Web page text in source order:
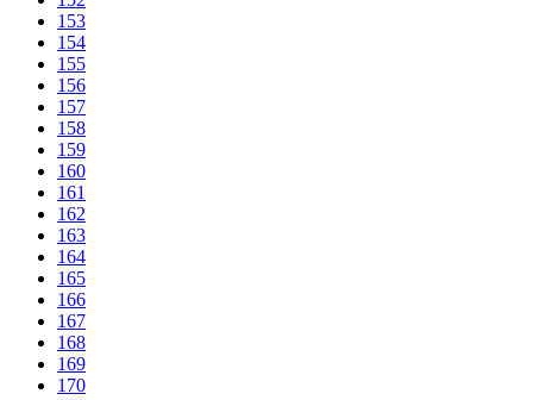
153
154
155
156
157
158
159
160
161
162
163
164
165
166
167
168
169
170